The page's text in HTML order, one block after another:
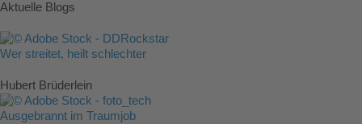
Aktuelle Blogs
Wer streitet, heilt schlechter
Hubert Brüderlein
Ausgebrannt im Traumjob